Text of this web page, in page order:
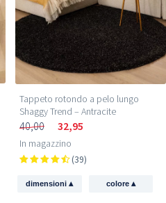
Tappeto rotondo a pelo lungo
Shaggy Trend – Antracite
40,00 32,95
In magazzino
(39)
dimensioni▴ colore ▴